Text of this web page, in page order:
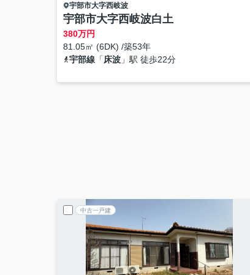
宇部市大字西岐波
宇部市大字西岐波白土
380万円
81.05㎡ (6DK) /築53年
宇部線「床波」駅 徒歩22分
中古一戸建